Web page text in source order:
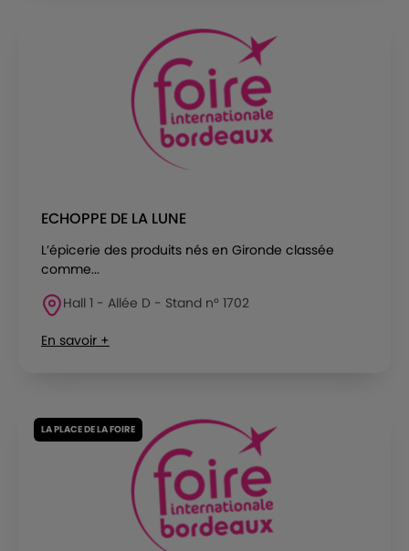
ECHOPPE DE LA LUNE
L’épicerie des produits nés en Gironde classée
comme...
Hall 1 - Allée D - Stand n° 1702
En savoir +
LA PLACE DE LA FOIRE